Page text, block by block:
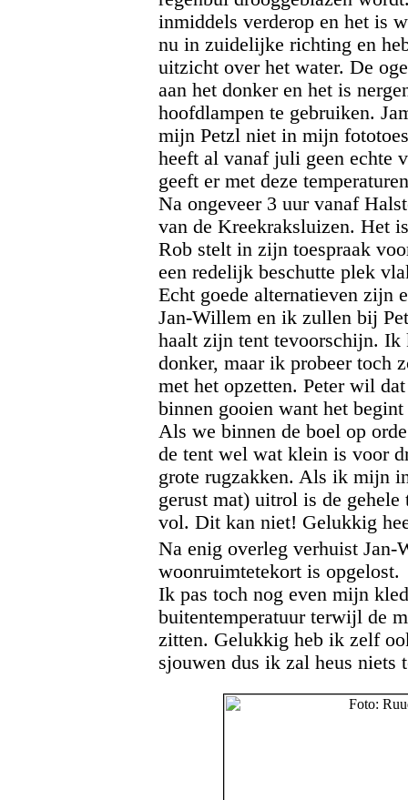
inmiddels verderop en het is
nu in zuidelijke richting en
uitzicht over het water. De
aan het donker en het is
hoofdlampen te gebruiken.
mijn Petzl niet in mijn
heeft al vanaf juli geen echte
geeft er met deze
Na ongeveer 3 uur vanaf
van de Kreekraksluizen. Het
Rob stelt in zijn toespraak
een redelijk beschutte plek
Echt goede alternatieven zijn
Jan-Willem en ik zullen bij
haalt zijn tent tevoorschijn. Ik
donker, maar ik probeer toch
met het opzetten. Peter wil
binnen gooien want het begint
Als we binnen de boel op
de tent wel wat klein is voor
grote rugzakken. Als ik mijn
gerust mat) uitrol is de
vol. Dit kan niet! Gelukkig
Na enig overleg verhuist
woonruimtetekort is opgelost.
Ik pas toch nog even mijn
buitentemperatuur terwijl de
zitten. Gelukkig heb ik zelf
sjouwen dus ik zal heus niets